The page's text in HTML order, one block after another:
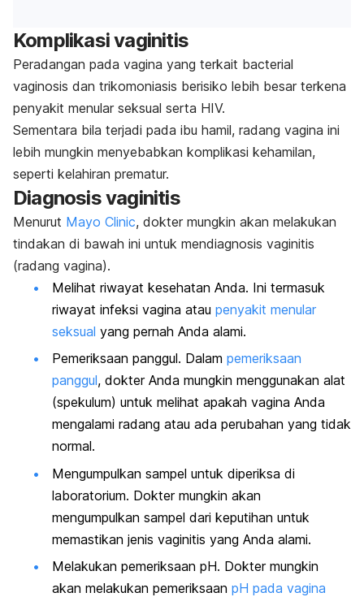
Komplikasi vaginitis
Peradangan pada vagina yang terkait bacterial
vaginosis dan trikomoniasis berisiko lebih besar terkena
penyakit menular seksual serta HIV.
Sementara bila terjadi pada ibu hamil, radang vagina ini
lebih mungkin menyebabkan komplikasi kehamilan,
seperti kelahiran prematur.
Diagnosisvaginitis
Menurut Mayo Clinic, dokter mungkin akan melakukan
tindakan di bawah ini untuk mendiagnosis vaginitis
(radang vagina).
Melihat riwayat kesehatan Anda. Ini termasuk
riwayat infeksi vagina atau penyakit menular
seksual yang pernah Anda alami.
Pemeriksaan panggul. Dalam pemeriksaan
panggul, dokter Anda mungkin menggunakan alat
(spekulum) untuk melihat apakah vagina Anda
mengalami radang atau ada perubahan yang tidak
normal.
Mengumpulkan sampel untuk diperiksa di
laboratorium. Dokter mungkin akan
mengumpulkan sampel dari keputihan untuk
memastikan jenis vaginitis yang Anda alami.
Melakukan pemeriksaan pH. Dokter mungkin
akan melakukan pemeriksaan pH pada vagina